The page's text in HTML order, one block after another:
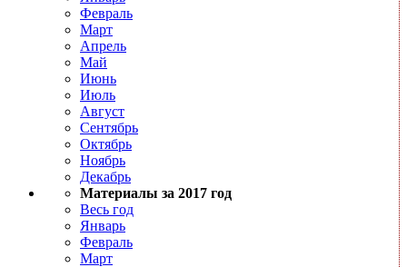
Февраль
Март
Апрель
Май
Июнь
Июль
Август
Сентябрь
Октябрь
Ноябрь
Декабрь
Материалы за 2017 год
Весь год
Январь
Февраль
Март